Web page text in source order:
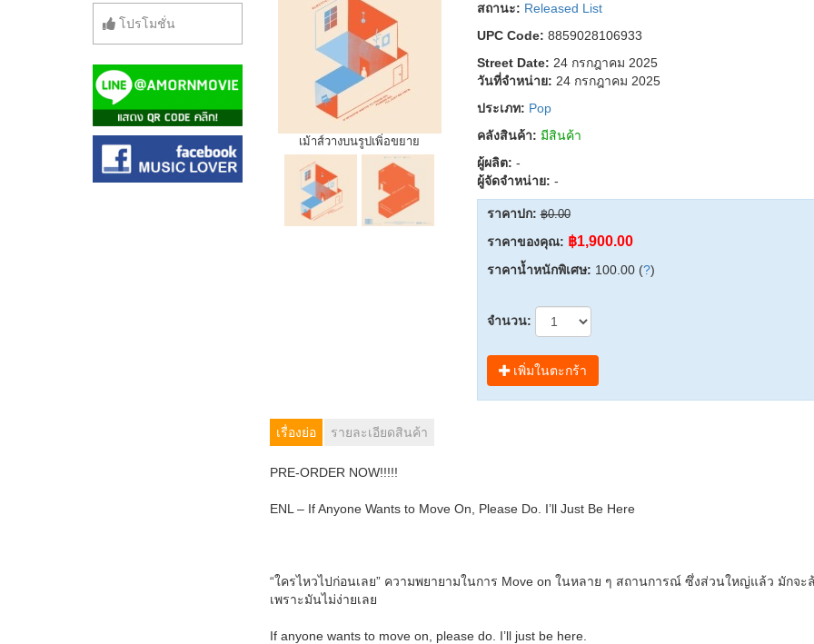
โปรโมชั่น
เม้าส์วางบนรูปเพิ่อขยาย
สถานะ: Released List
UPC Code: 8859028106933
Street Date: 24 กรกฎาคม 2025
วันที่จำหน่าย: 24 กรกฎาคม 2025
ประเภท: Pop
คลังสินค้า: มีสินค้า
ผู้ผลิต: -
ผู้จัดจำหน่าย: -
ราคาปก: ฿0.00
ราคาของคุณ: ฿1,900.00
ราคาน้ำหนักพิเศษ: 100.00 (?)
จำนวน:
เพิ่มในตะกร้า
เรื่องย่อ รายละเอียดสินค้า
PRE-ORDER NOW!!!!!
ENL – If Anyone Wants to Move On, Please Do. I’ll Just Be Here
“ใครไหวไปก่อนเลย” ความพยายามในการ Move on ในหลาย ๆ สถานการณ์ ซึ่งส่วนใหญ่แล้ว มักจะ
เพราะมันไม่ง่ายเลย
If anyone wants to move on, please do. I’ll just be here.